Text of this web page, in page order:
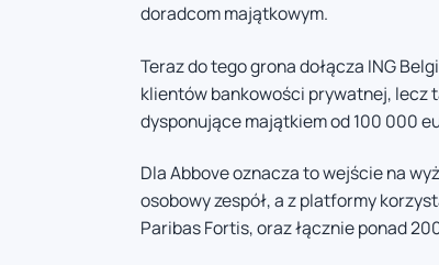
doradcom majątkowym.
Teraz do tego grona dołącza ING
klientów bankowości prywatnej, lecz
dysponujące majątkiem od 100 000
Dla Abbove oznacza to wejście na
osobowy zespół, a z platformy
Paribas Fortis, oraz łącznie ponad